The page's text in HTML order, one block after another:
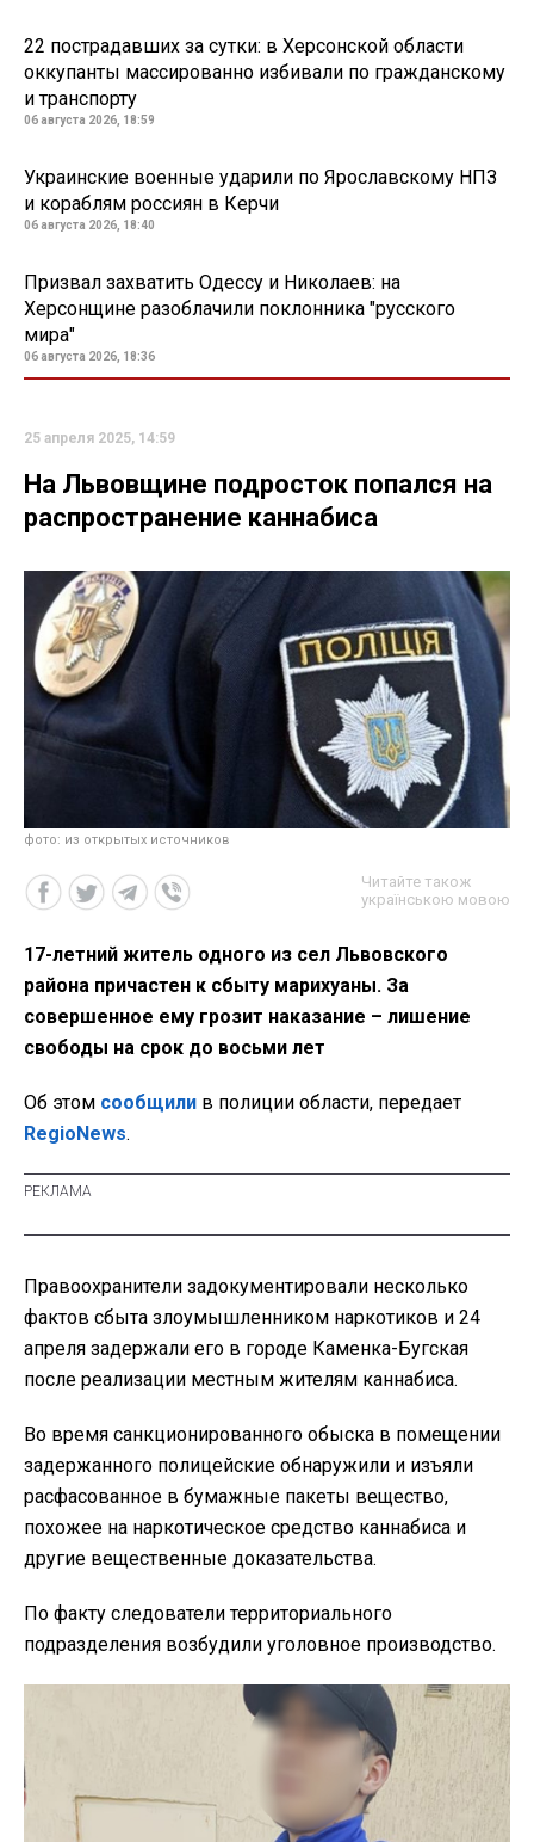
22 пострадавших за сутки: в Херсонской области
оккупанты массированно избивали по гражданскому
и транспорту
06 августа 2026, 18:59
Украинские военные ударили по Ярославскому НПЗ
и кораблям россиян в Керчи
06 августа 2026, 18:40
Призвал захватить Одессу и Николаев: на
Херсонщине разоблачили поклонника "русского
мира"
06 августа 2026, 18:36
25 апреля 2025, 14:59
На Львовщине подросток попался на
распространение каннабиса
фото: из открытых источников
Читайте також
українською мовою
17-летний житель одного из сел Львовского
района причастен к сбыту марихуаны. За
совершенное ему грозит наказание – лишение
свободы на срок до восьми лет
Об этом сообщили в полиции области, передает
RegioNews.
Правоохранители задокументировали несколько
фактов сбыта злоумышленником наркотиков и 24
апреля задержали его в городе Каменка-Бугская
после реализации местным жителям каннабиса.
Во время санкционированного обыска в помещении
задержанного полицейские обнаружили и изъяли
расфасованное в бумажные пакеты вещество,
похожее на наркотическое средство каннабиса и
другие вещественные доказательства.
По факту следователи территориального
подразделения возбудили уголовное производство.